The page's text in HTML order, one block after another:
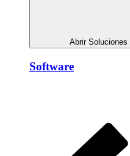
Abrir Soluciones
Software